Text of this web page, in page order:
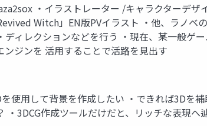
・イラストレーター /キャラクターデザ
Witch」EN版PVイラスト ・他、ラノベ
ィレクションなどを行う ・現在、某一般ゲ
ジンを 活用することで活路を見出す
使用して背景を作成したい ・できれば3Dを
3DCG作成ツールだけだと、リッチな表現へ